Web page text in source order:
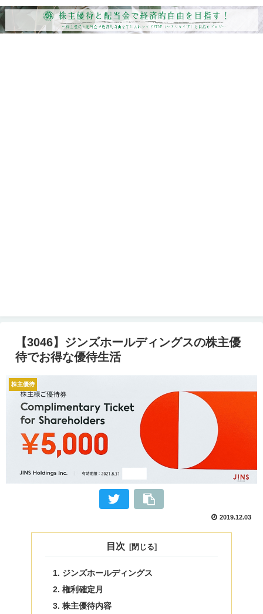
【3046】ジンズホールディングスの株主優
待でお得な優待生活
株主優待
2019.12.03
目次
ジンズホールディングス
権利確定月
株主優待内容